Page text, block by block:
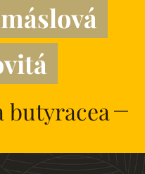
butyracea